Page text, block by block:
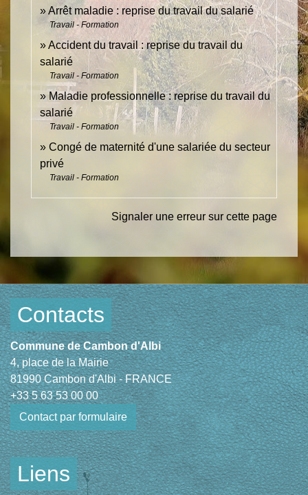
Arrêt maladie : reprise du travail du salarié
Travail - Formation
Accident du travail : reprise du travail du
salarié
Travail - Formation
Maladie professionnelle : reprise du travail du
salarié
Travail - Formation
Congé de maternité d'une salariée du secteur
privé
Travail - Formation
Signaler une erreur sur cette page
Contacts
Commune de Cambon d'Albi
4, place de la Mairie
81990 Cambon d'Albi - FRANCE
+33 5 63 53 00 00
Contact par formulaire
Liens